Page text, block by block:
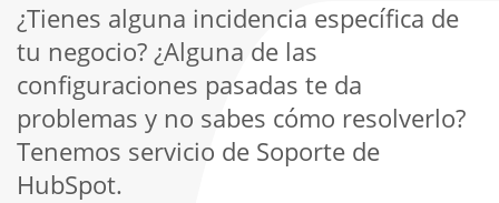
¿Tienes alguna incidencia específica de
tu negocio? ¿Alguna de las
configuraciones pasadas te da
problemas y no sabes cómo resolverlo?
Tenemos servicio de Soporte de
HubSpot.